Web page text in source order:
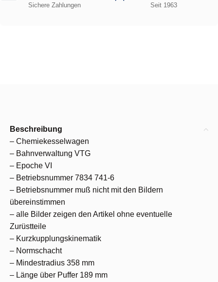
Sichere Zahlungen Seit 1963
Beschreibung
– Chemiekesselwagen
– Bahnverwaltung VTG
– Epoche VI
– Betriebsnummer 7834 741-6
– Betriebsnummer muß nicht mit den Bildern
übereinstimmen
– alle Bilder zeigen den Artikel ohne eventuelle
Zurüstteile
– Kurzkupplungskinematik
– Normschacht
– Mindestradius 358 mm
– Länge über Puffer 189 mm